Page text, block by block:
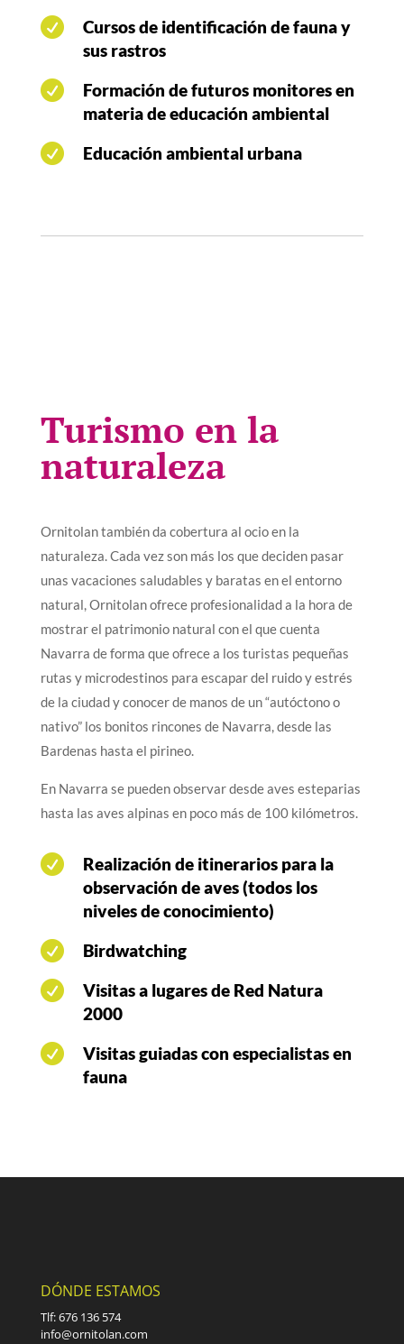

Cursos de identificación de fauna y
sus rastros

Formación de futuros monitores en
materia de educación ambiental
 Educación ambiental urbana
Turismo en la
naturaleza
Ornitolan también da cobertura al ocio en la
naturaleza. Cada vez son más los que deciden pasar
unas vacaciones saludables y baratas en el entorno
natural, Ornitolan ofrece profesionalidad a la hora de
mostrar el patrimonio natural con el que cuenta
Navarra de forma que ofrece a los turistas pequeñas
rutas y microdestinos para escapar del ruido y estrés
de la ciudad y conocer de manos de un “autóctono o
nativo” los bonitos rincones de Navarra, desde las
Bardenas hasta el pirineo.
En Navarra se pueden observar desde aves esteparias
hasta las aves alpinas en poco más de 100 kilómetros.

Realización de itinerarios para la
observación de aves (todos los
niveles de conocimiento)
 Birdwatching

Visitas a lugares de Red Natura
2000

Visitas guiadas con especialistas en
fauna
DÓNDE ESTAMOS
Tlf: 676 136 574
info@ornitolan.com